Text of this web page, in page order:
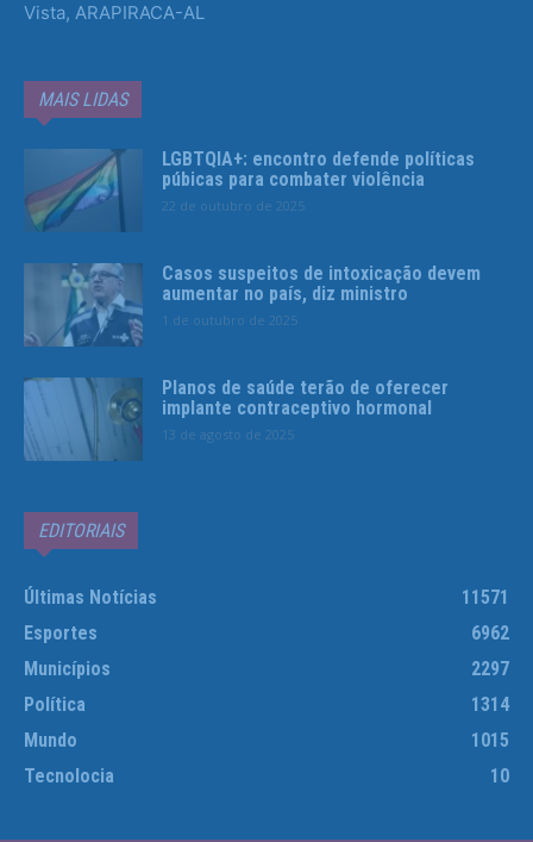
Vista, ARAPIRACA-AL
MAIS LIDAS
LGBTQIA+: encontro defende políticas
púbicas para combater violência
22 de outubro de 2025
Casos suspeitos de intoxicação devem
aumentar no país, diz ministro
1 de outubro de 2025
Planos de saúde terão de oferecer
implante contraceptivo hormonal
13 de agosto de 2025
EDITORIAIS
Últimas Notícias
11571
Esportes
6962
Municípios
2297
Política
1314
Mundo
1015
Tecnolocia
10